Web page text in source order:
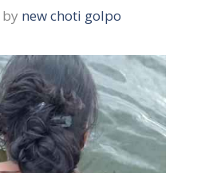
by new choti golpo